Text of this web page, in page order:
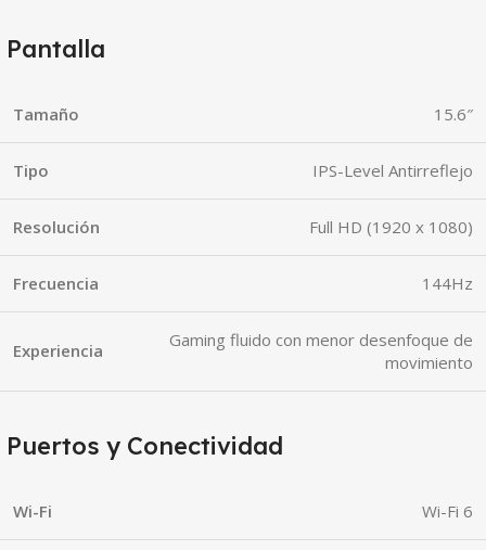
Pantalla
Tamaño 15.6″
Tipo IPS-Level Antirreflejo
Resolución Full HD (1920 x 1080)
Frecuencia 144Hz
Experiencia
Gaming fluido con menor desenfoque de
movimiento
Puertos y Conectividad
Wi-Fi Wi-Fi 6